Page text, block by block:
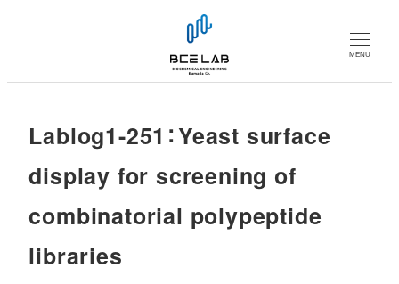
MENU
Lablog1-251：Yeast surface
display for screening of
combinatorial polypeptide
libraries